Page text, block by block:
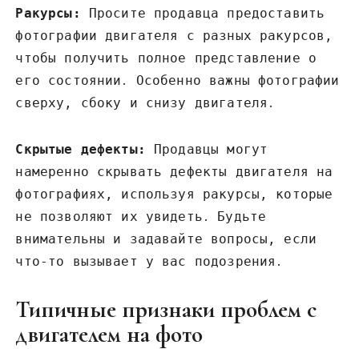
Ракурсы:
Просите продавца предоставить
фотографии двигателя с разных ракурсов‚
чтобы получить полное представление о
его состоянии․ Особенно важны фотографии
сверху‚ сбоку и снизу двигателя․
Скрытые дефекты:
Продавцы могут
намеренно скрывать дефекты двигателя на
фотографиях‚ используя ракурсы‚ которые
не позволяют их увидеть․ Будьте
внимательны и задавайте вопросы‚ если
что-то вызывает у вас подозрения․
Типичные признаки проблем с
двигателем на фото